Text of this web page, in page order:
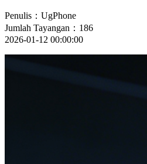
Penulis：UgPhone
Jumlah Tayangan：186
2026-01-12 00:00:00